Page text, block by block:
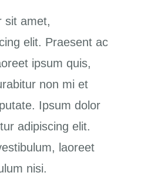
Contáctanos
sit amet,
elit. Praesent ac
ipsum quis,
non mi et
Ipsum dolor
adipiscing elit.
laoreet
nisi.